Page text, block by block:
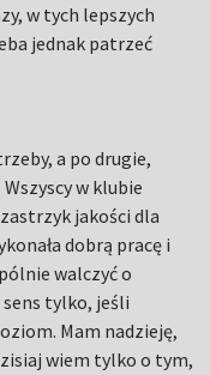
w tych lepszych
jednak patrzeć
a po drugie,
w klubie
jakości dla
dobrą pracę i
walczyć o
sens tylko, jeśli
Mam nadzieję,
wiem tylko o tym,